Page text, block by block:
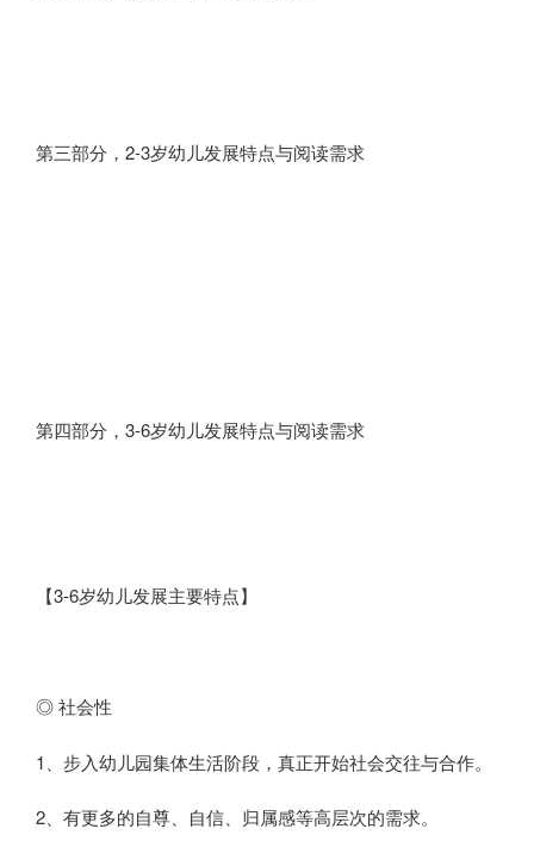
第三部分，2-3岁幼儿发展特点与阅读需求
第四部分，3-6岁幼儿发展特点与阅读需求
【3-6岁幼儿发展主要特点】
◎ 社会性
1、步入幼儿园集体生活阶段，真正开始社会交往与合作。
2、有更多的自尊、自信、归属感等高层次的需求。